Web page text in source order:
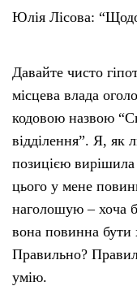
Юлія Лісова: “Щодо
Давайте чисто
місцева влада
кодовою назвою
відділення”. Я, як
позицією вирішила
цього у мене
наголошую – хоча
вона повинна бути
Правильно?
умію.